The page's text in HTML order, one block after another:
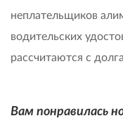
неплательщиков
водительских
рассчитаются с
Вам понравилась